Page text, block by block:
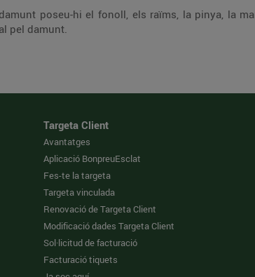
poseu-hi el fonoll, els raïms, la pinya, la
pel damunt.
Targeta Client
Avantatges
Aplicació BonpreuEsclat
Fes-te la targeta
Targeta vinculada
Renovació de Targeta Client
Modificació dades Targeta Client
Sol·licitud de facturació
Facturació tiquets